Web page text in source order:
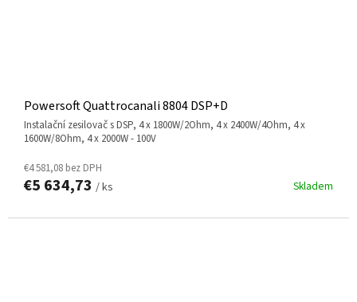
Powersoft Quattrocanali 8804 DSP+D
instalační zesilovač s DSP, 4 x 1800W/2Ohm, 4 x 2400W/4Ohm, 4 x
1600W/8Ohm, 4 x 2000W - 100V
Skladem
€4 581,08 bez DPH
€5 634,73 / ks